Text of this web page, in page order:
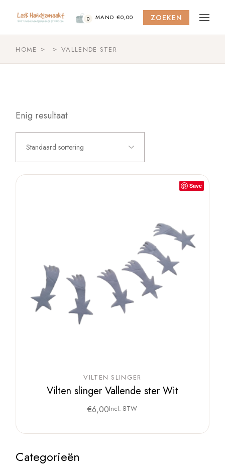
content
0 MAND €0,00 ZOEKEN
HOME VALLENDE STER
Enig resultaat
Standaard sortering
Save
VILTEN SLINGER
Vilten slinger Vallende ster Wit
€6,00Incl. BTW
Categorieën